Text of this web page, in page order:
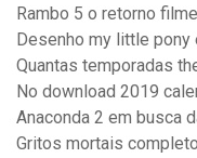
Rambo 5 o retorno
Desenho my little pony
Quantas temporadas
No download 2019
Anaconda 2 em busca
Gritos mortais